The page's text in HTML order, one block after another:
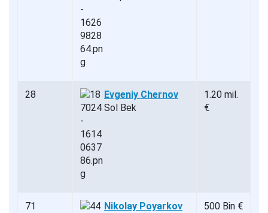
28
Evgeniy Chernov
Sol Bek
1.20 mil.
€
71
Nikolay Poyarkov
500 Bin €